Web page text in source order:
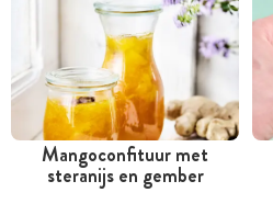
Mangoconfituur met
steranijs en gember